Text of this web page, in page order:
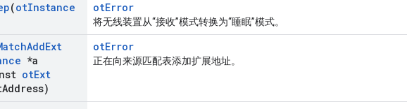
(otInstance
otError
将无线装置从“接收”模式转换为“睡眠”模式。
AddExt
*a
otExt
Address)
otError
正在向来源匹配表添加扩展地址。